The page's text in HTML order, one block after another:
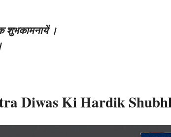
शुभकामनायें ।
Diwas Ki Hardik